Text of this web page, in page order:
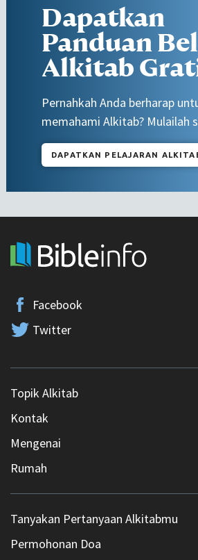
Dapatkan
Panduan
Alkitab
Pernahkah Anda berharap
memahami Alkitab? Mulailah
DAPATKAN PELAJARAN
Facebook
Twitter
Topik Alkitab
Kontak
Mengenai
Rumah
Tanyakan Pertanyaan Alkitabmu
Permohonan Doa